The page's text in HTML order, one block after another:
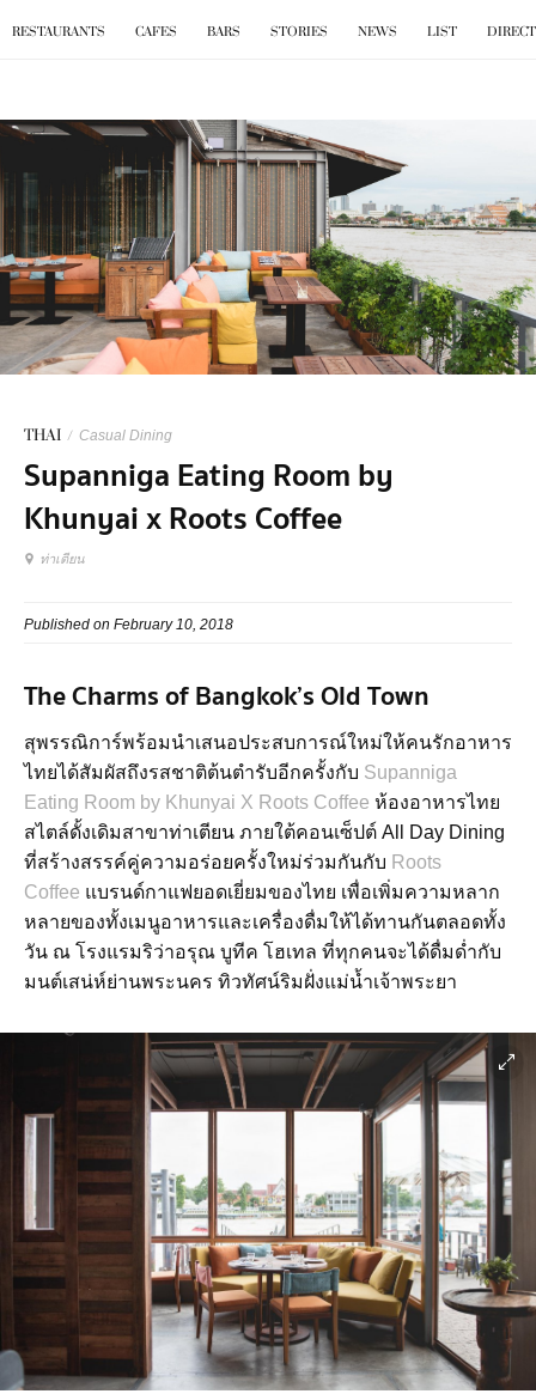
BKK .EAT
RESTAURANTS CAFES BARS STORIES NEWS LIST
THAI / Casual Dining
Supanniga Eating Room by
Khunyai x Roots Coffee
ท่าเตียน
Published on February 10, 2018
The Charms of Bangkok’s Old Town
สุพรรณิการ์พร้อมนำเสนอประสบการณ์ใหม่ให้คนรักอาหาร
ไทยได้สัมผัสถึงรสชาติต้นตำรับอีกครั้งกับ Supanniga
Eating Room by Khunyai X Roots Coffee ห้องอาหารไทย
สไตล์ดั้งเดิมสาขาท่าเตียน ภายใต้คอนเซ็ปต์ All Day Dining
ที่สร้างสรรค์คู่ความอร่อยครั้งใหม่ร่วมกันกับ Roots
Coffee แบรนด์กาแฟยอดเยี่ยมของไทย เพื่อเพิ่มความหลาก
หลายของทั้งเมนูอาหารและเครื่องดื่มให้ได้ทานกันตลอดทั้ง
วัน ณ โรงแรมริว่าอรุณ บูทีค โฮเทล ที่ทุกคนจะได้ดื่มด่ำกับ
มนต์เสน่ห์ย่านพระนคร ทิวทัศน์ริมฝั่งแม่น้ำเจ้าพระยา